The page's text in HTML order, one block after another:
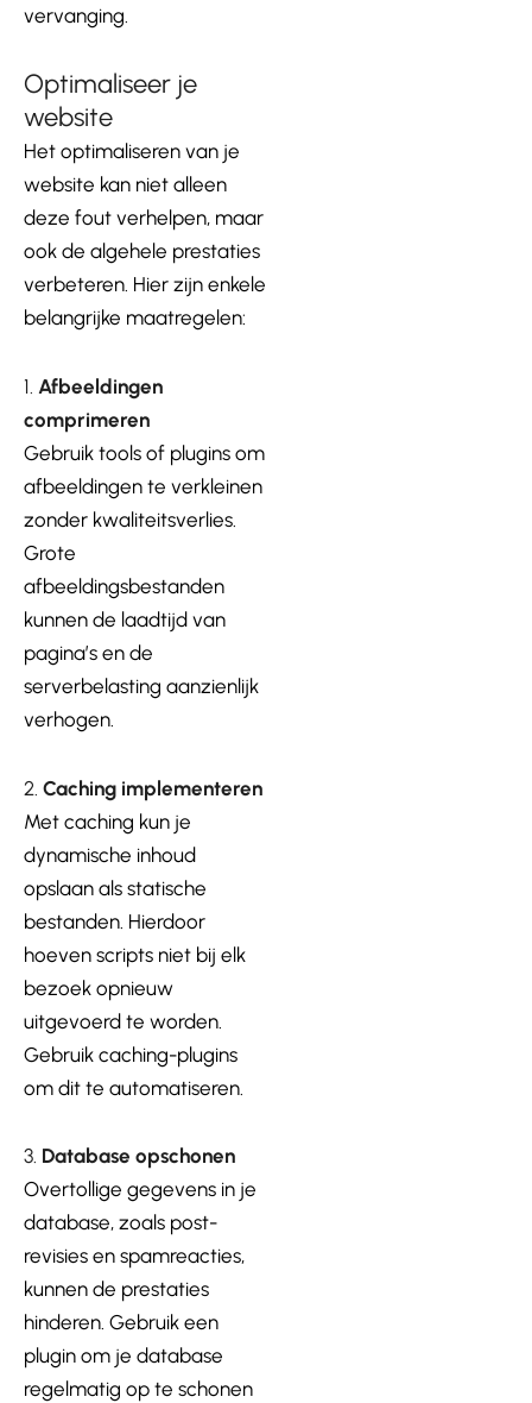
vervanging.
Optimaliseer je
website
Het optimaliseren van je
website kan niet alleen
deze fout verhelpen, maar
ook de algehele prestaties
verbeteren. Hier zijn enkele
belangrijke maatregelen:
1. Afbeeldingen
comprimeren
Gebruik tools of plugins om
afbeeldingen te verkleinen
zonder kwaliteitsverlies.
Grote
afbeeldingsbestanden
kunnen de laadtijd van
pagina’s en de
serverbelasting aanzienlijk
verhogen.
2. Caching implementeren
Met caching kun je
dynamische inhoud
opslaan als statische
bestanden. Hierdoor
hoeven scripts niet bij elk
bezoek opnieuw
uitgevoerd te worden.
Gebruik caching-plugins
om dit te automatiseren.
3. Database opschonen
Overtollige gegevens in je
database, zoals post-
revisies en spamreacties,
kunnen de prestaties
hinderen. Gebruik een
plugin om je database
regelmatig op te schonen